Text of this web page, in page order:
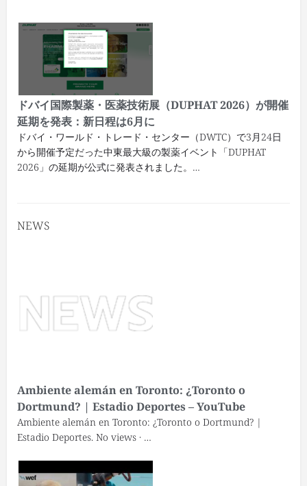
ドバイ国際製薬・医薬技術展（DUPHAT 2026）が開催
延期を発表：新日程は6月に
ドバイ・ワールド・トレード・センター（DWTC）で3月24日
から開催予定だった中東最大級の製薬イベント「DUPHAT
2026」の延期が公式に発表されました。…
NEWS
Ambiente alemán en Toronto: ¿Toronto o
Dortmund? | Estadio Deportes – YouTube
Ambiente alemán en Toronto: ¿Toronto o Dortmund? |
Estadio Deportes. No views · …